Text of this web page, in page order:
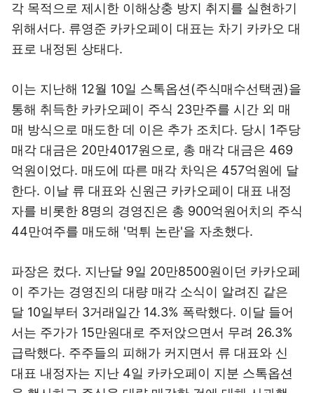
각 목적으로 제시한 이해상충 방지 취지를 실현하기
위해서다. 류영준 카카오페이 대표는 차기 카카오 대
표로 내정된 상태다.
이는 지난해 12월 10일 스톡옵션(주식매수선택권)을
통해 취득한 카카오페이 주식 23만주를 시간 외 매
매 방식으로 매도한 데 이은 추가 조치다. 당시 1주당
매각 대금은 20만4017원으로, 총 매각 대금은 469
억원이었다. 매도에 따른 매각 차익은 457억원에 달
한다. 이날 류 대표와 신원근 카카오페이 대표 내정
자를 비롯한 8명의 경영진은 총 900억원어치의 주식
44만여주를 매도해 '먹튀 논란'을 자초했다.
파장은 컸다. 지난달 9일 20만8500원이던 카카오페
이 주가는 경영진의 대량 매각 소식이 알려진 같은
달 10일부터 3거래일간 14.3% 폭락했다. 이달 들어
서는 주가가 15만원대로 주저앉으면서 무려 26.3%
급락했다. 주주들의 피해가 커지면서 류 대표와 신
대표 내정자는 지난 4일 카카오페이 지분 스톡옵션